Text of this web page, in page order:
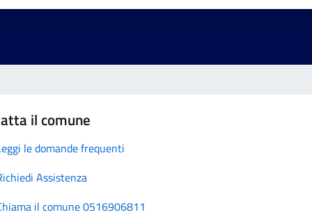
il comune
le domande frequenti
Assistenza
il comune 0516906811